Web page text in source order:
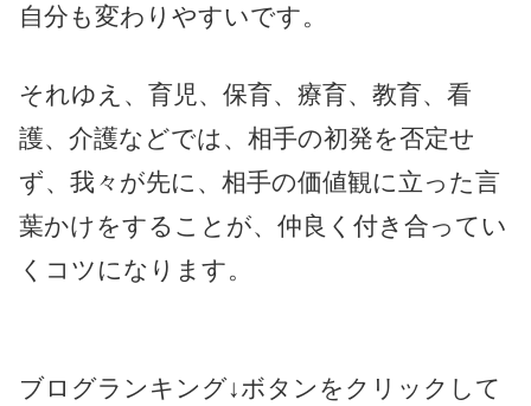
自分も変わりやすいです。
それゆえ、育児、保育、療育、教育、看
護、介護などでは、相手の初発を否定せ
ず、我々が先に、相手の価値観に立った言
葉かけをすることが、仲良く付き合ってい
くコツになります。
ブログランキング↓ボタンをクリックして